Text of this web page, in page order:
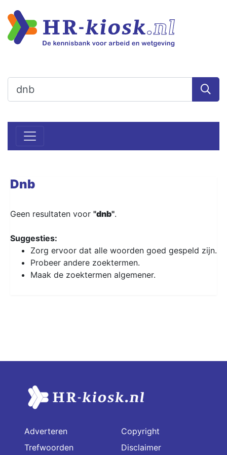
Dnb
Geen resultaten voor "dnb".
Suggesties:
Zorg ervoor dat alle woorden goed gespeld zijn.
Probeer andere zoektermen.
Maak de zoektermen algemener.
Adverteren
Trefwoorden
Copyright
Disclaimer